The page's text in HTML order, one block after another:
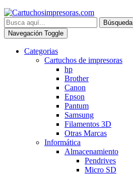
Búsqueda
Navegación Toggle
Categorias
Cartuchos de impresoras
hp
Brother
Canon
Epson
Pantum
Samsung
Filamentos 3D
Otras Marcas
Informática
Almacenamiento
Pendrives
Micro SD